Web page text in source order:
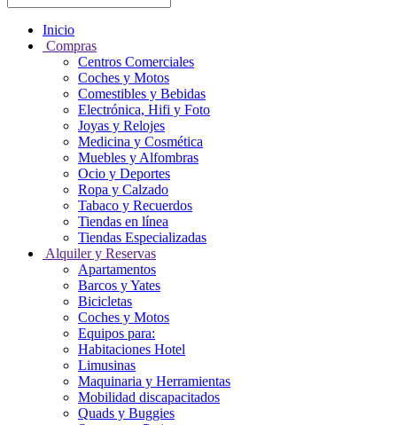
Inicio
Compras
Centros Comerciales
Coches y Motos
Comestibles y Bebidas
Electrónica, Hifi y Foto
Joyas y Relojes
Medicina y Cosmética
Muebles y Alfombras
Ocio y Deportes
Ropa y Calzado
Tabaco y Recuerdos
Tiendas en línea
Tiendas Especializadas
Alquiler y Reservas
Apartamentos
Barcos y Yates
Bicicletas
Coches y Motos
Equipos para:
Habitaciones Hotel
Limusinas
Maquinaria y Herramientas
Mobilidad discapacitados
Quads y Buggies